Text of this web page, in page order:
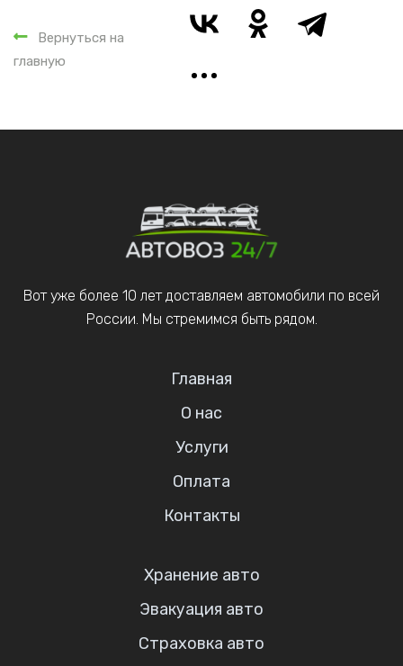
Вернуться на
главную
Вот уже более 10 лет доставляем автомобили по всей
России. Мы стремимся быть рядом.
Главная
О нас
Услуги
Оплата
Контакты
Хранение авто
Эвакуация авто
Страховка авто